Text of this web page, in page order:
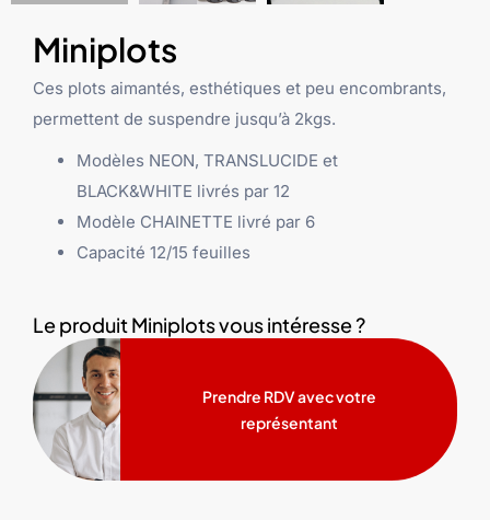
Miniplots
Ces plots aimantés, esthétiques et peu encombrants,
permettent de suspendre jusqu’à 2kgs.
Modèles NEON, TRANSLUCIDE et
BLACK&WHITE livrés par 12
Modèle CHAINETTE livré par 6
Capacité 12/15 feuilles
Le produit Miniplots vous intéresse ?
Prendre RDV avec votre
représentant